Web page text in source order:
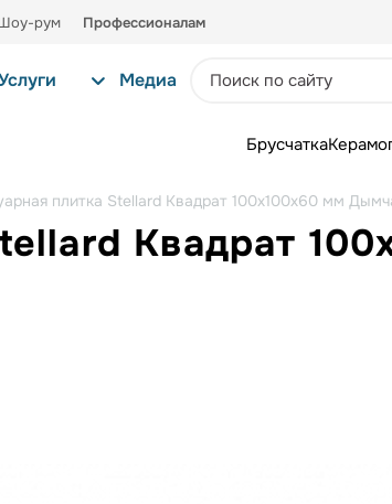
рум Профессионалам
Медиа
Брусчатка
плитка Stellard Квадрат 100х100х60 мм
Квадрат